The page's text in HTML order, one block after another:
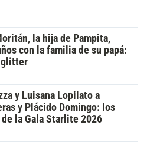
la hija de Pampita,
con la familia de su papá:
glitter
y Luisana Lopilato a
y Plácido Domingo: los
la Gala Starlite 2026